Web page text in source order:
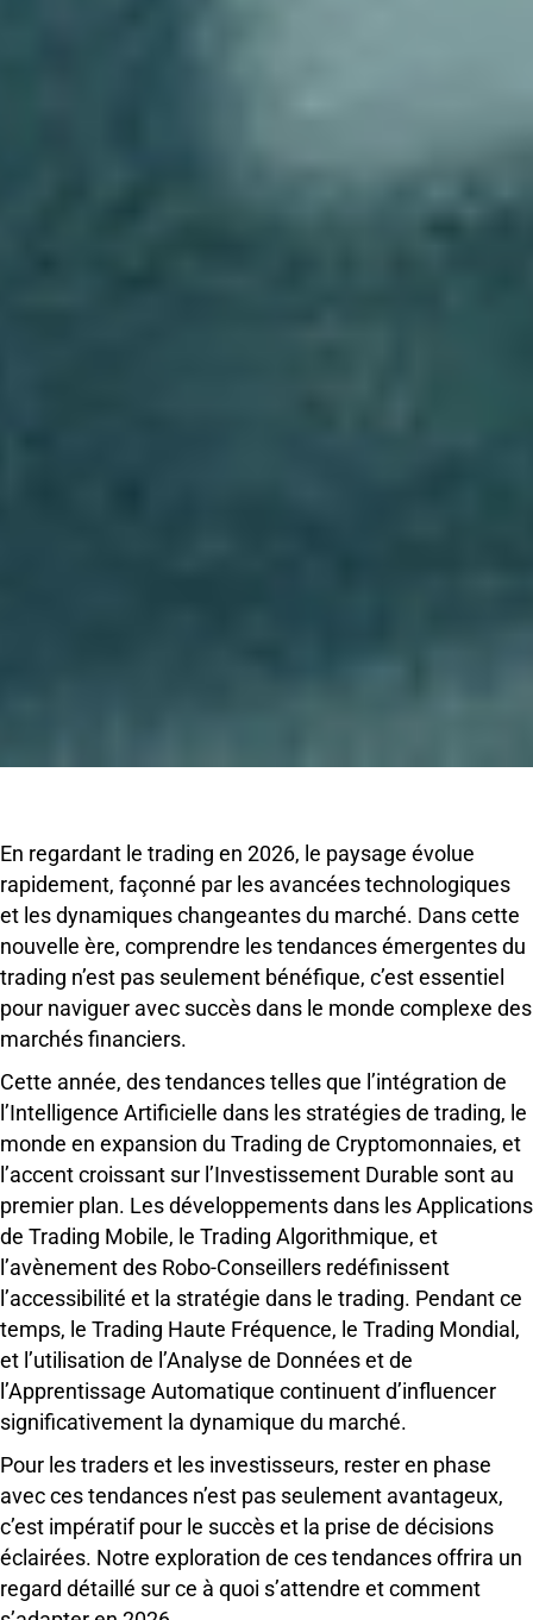
En regardant le trading en 2026, le paysage évolue
rapidement, façonné par les avancées technologiques
et les dynamiques changeantes du marché. Dans cette
nouvelle ère, comprendre les tendances émergentes du
trading n’est pas seulement bénéfique, c’est essentiel
pour naviguer avec succès dans le monde complexe des
marchés financiers.
Cette année, des tendances telles que l’intégration de
l’Intelligence Artificielle dans les stratégies de trading, le
monde en expansion du Trading de Cryptomonnaies, et
l’accent croissant sur l’Investissement Durable sont au
premier plan. Les développements dans les Applications
de Trading Mobile, le Trading Algorithmique, et
l’avènement des Robo-Conseillers redéfinissent
l’accessibilité et la stratégie dans le trading. Pendant ce
temps, le Trading Haute Fréquence, le Trading Mondial,
et l’utilisation de l’Analyse de Données et de
l’Apprentissage Automatique continuent d’influencer
significativement la dynamique du marché.
Pour les traders et les investisseurs, rester en phase
avec ces tendances n’est pas seulement avantageux,
c’est impératif pour le succès et la prise de décisions
éclairées. Notre exploration de ces tendances offrira un
regard détaillé sur ce à quoi s’attendre et comment